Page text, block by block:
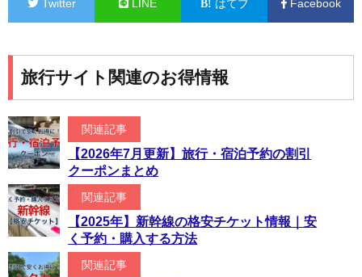
Twitter LINE はてブ Facebook
旅行サイト関連のお得情報
関連記事
【2026年7月更新】旅行・宿泊予約の割引
クーポンまとめ
関連記事
【2025年】新幹線の格安チケット情報｜安
く予約・購入する方法
関連記事